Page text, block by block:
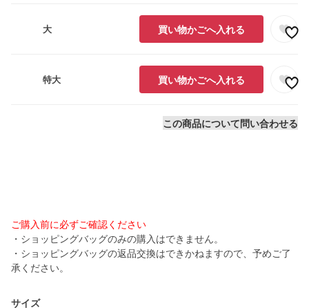
大 買い物かごへ入れる
特大 買い物かごへ入れる
この商品について問い合わせる
ご購入前に必ずご確認ください
・ショッピングバッグのみの購入はできません。
・ショッピングバッグの返品交換はできかねますので、予めご了
承ください。
サイズ